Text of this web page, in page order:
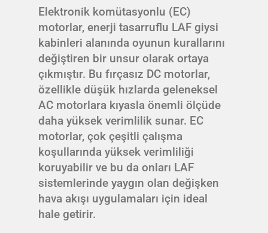
Elektronik komütasyonlu (EC)
motorlar, enerji tasarruflu LAF giysi
kabinleri alanında oyunun kurallarını
değiştiren bir unsur olarak ortaya
çıkmıştır. Bu fırçasız DC motorlar,
özellikle düşük hızlarda geleneksel
AC motorlara kıyasla önemli ölçüde
daha yüksek verimlilik sunar. EC
motorlar, çok çeşitli çalışma
koşullarında yüksek verimliliği
koruyabilir ve bu da onları LAF
sistemlerinde yaygın olan değişken
hava akışı uygulamaları için ideal
hale getirir.